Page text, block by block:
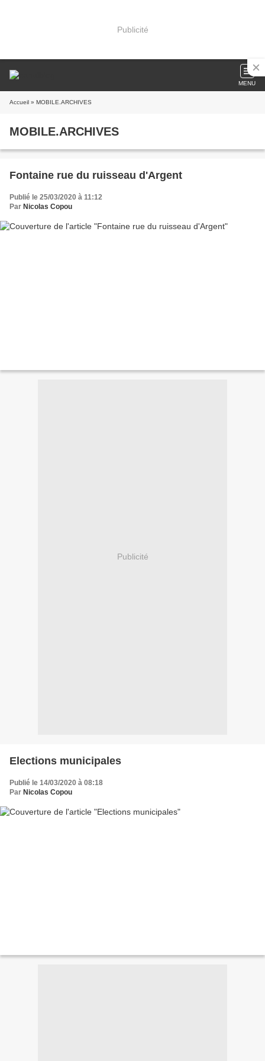
Publicité
MENU
Accueil » MOBILE.ARCHIVES
MOBILE.ARCHIVES
Fontaine rue du ruisseau d'Argent
Publié le 25/03/2020 à 11:12
Par Nicolas Copou
Publicité
Elections municipales
Publié le 14/03/2020 à 08:18
Par Nicolas Copou